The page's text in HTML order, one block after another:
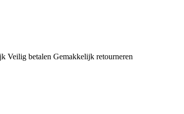
Veilig betalen Gemakkelijk retourneren